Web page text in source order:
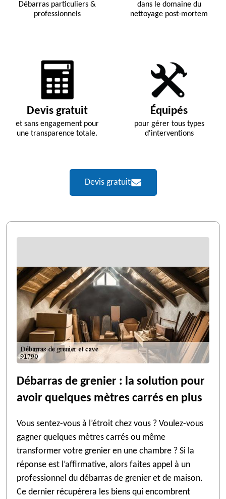
Débarras particuliers &
professionnels
dans le domaine du
nettoyage post-mortem
Devis gratuit
et sans engagement pour
une transparence totale.
Équipés
pour gérer tous types
d'interventions
Devis gratuit
Débarras de grenier : la solution pour
avoir quelques mètres carrés en plus
Vous sentez-vous à l’étroit chez vous ? Voulez-vous
gagner quelques mètres carrés ou même
transformer votre grenier en une chambre ? Si la
réponse est l’affirmative, alors faites appel à un
professionnel du débarras de grenier et de maison.
Ce dernier récupérera les biens qui encombrent